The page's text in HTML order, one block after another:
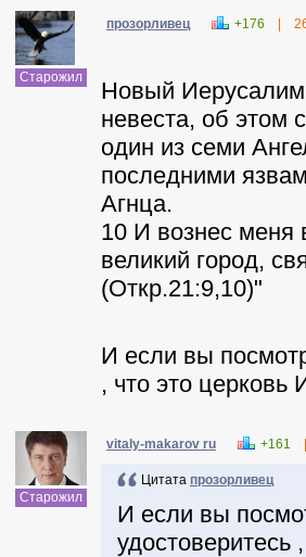
Старожил
прозорливец +176
Новый Иерусалим
невеста, об этом
один из семи
последними
Агнца.
10 И вознес меня
великий город,
(Откр.21:9,10)"
И если вы
, что это
Старожил
vitaly-makarov ru +161
Цитата прозорливец
И если вы
удостоверитесь